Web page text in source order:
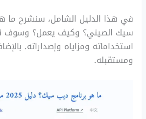
في هذا الدليل الشامل، سنشرح ما
سيك الصيني؟ وكيف يعمل؟ وسوف
استخداماته ومزاياه وإصداراته.
ومستقبله.